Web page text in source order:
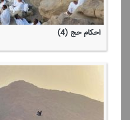
احكام حج (4)